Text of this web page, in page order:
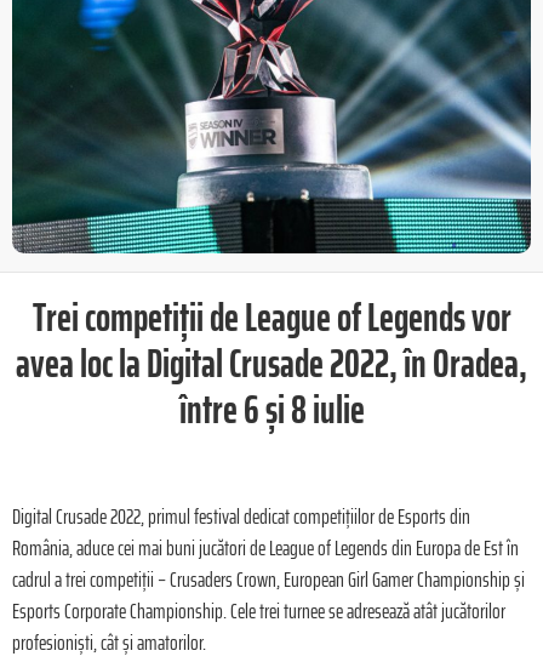
Trei competițiide League of Legends vor
avea loc la Digital Crusade 2022, în Oradea,
între 6 și 8 iulie
Digital Crusade 2022, primul festival dedicat competițiilor de Esports din
România, aduce cei mai buni jucători de League of Legends din Europa de Est în
cadrul a trei competiții – Crusaders Crown, European Girl Gamer Championship și
Esports Corporate Championship. Cele trei turnee se adresează atât jucătorilor
profesioniști, cât și amatorilor.